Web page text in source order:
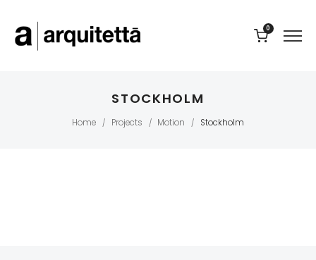
0
STOCKHOLM
Home / Projects / Motion / Stockholm